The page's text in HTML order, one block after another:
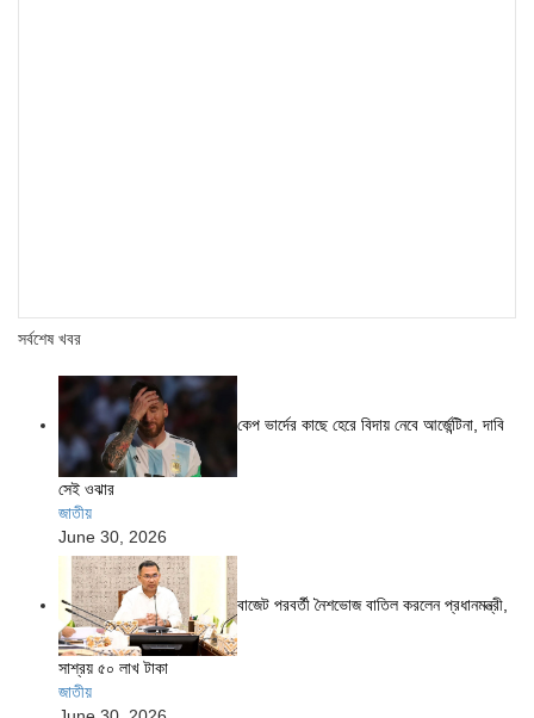
সর্বশেষ খবর
কেপ ভার্দের কাছে হেরে বিদায় নেবে আর্জেন্টিনা, দাবি
সেই ওঝার
জাতীয়
June 30, 2026
বাজেট পরবর্তী নৈশভোজ বাতিল করলেন প্রধানমন্ত্রী,
সাশ্রয় ৫০ লাখ টাকা
জাতীয়